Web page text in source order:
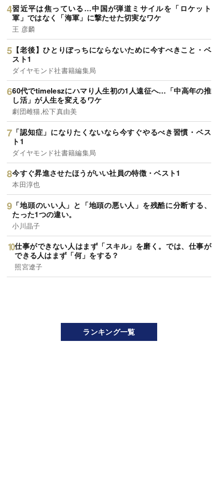
習近平は焦っている…中国が弾道ミサイルを「ロケット
軍」ではなく「海軍」に撃たせた切実なワケ
王 彦麟
【老後】ひとりぼっちにならないために今すべきこと・ベ
スト1
ダイヤモンド社書籍編集局
60代でtimeleszにハマり人生初の1人遠征へ…「中高年の推
し活」が人生を変えるワケ
劇団雌猫,松下真由美
「認知症」になりたくないなら今すぐやるべき習慣・ベス
ト1
ダイヤモンド社書籍編集局
今すぐ昇進させたほうがいい社員の特徴・ベスト1
本田淳也
「地頭のいい人」と「地頭の悪い人」を残酷に分断する、
たった1つの違い。
小川晶子
仕事ができない人はまず「スキル」を磨く。では、仕事が
できる人はまず「何」をする？
照宮遼子
ランキング一覧